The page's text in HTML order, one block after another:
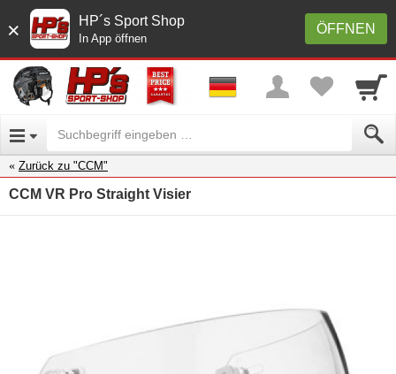
× ÖFFNEN
HP´s Sport Shop
In App öffnen
Zurück zu "CCM"
CCM VR Pro Straight Visier